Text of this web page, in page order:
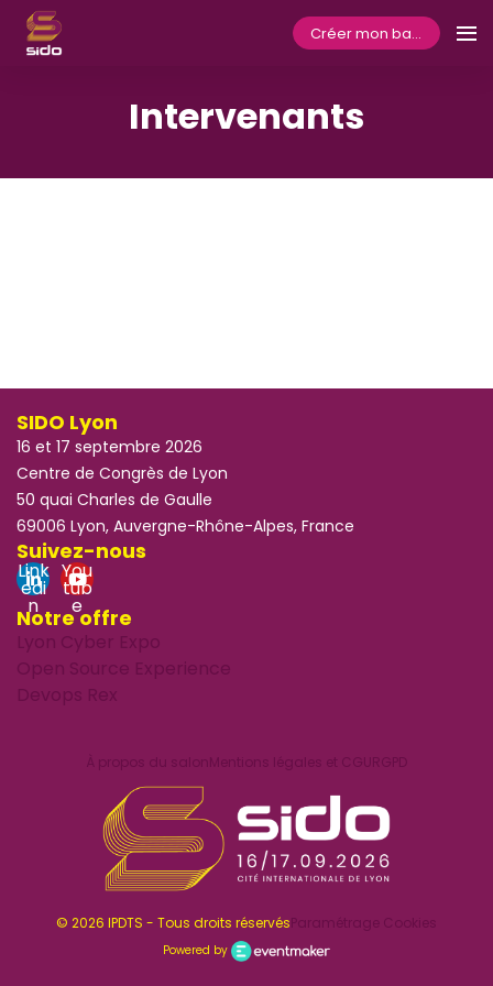
Créer mon badge
Intervenants
SIDO Lyon
16 et 17 septembre 2026
Centre de Congrès de Lyon
50 quai Charles de Gaulle
69006 Lyon, Auvergne-Rhône-Alpes, France
Suivez-nous
Link
edi
n
You
tub
e
Notre offre
Lyon Cyber Expo
Open Source Experience
Devops Rex
À propos du salonMentions légales et CGURGPD
© 2026 IPDTS - Tous droits réservésParamétrage Cookies
Powered by